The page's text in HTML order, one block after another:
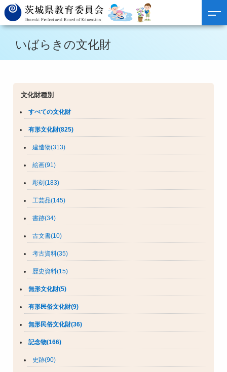
いばらきの文化財
文化財種別
すべての文化財
有形文化財(825)
建造物(313)
絵画(91)
彫刻(183)
工芸品(145)
書跡(34)
古文書(10)
考古資料(35)
歴史資料(15)
無形文化財(5)
有形民俗文化財(9)
無形民俗文化財(36)
記念物(166)
史跡(90)